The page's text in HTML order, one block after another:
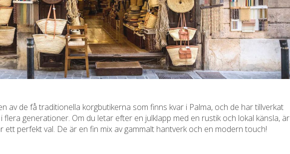
av de få traditionella korgbutikerna som finns kvar i Palma, och de har tillverkat
flera generationer. Om du letar efter en julklapp med en rustik och lokal känsla, är
ett perfekt val. De är en fin mix av gammalt hantverk och en modern touch!